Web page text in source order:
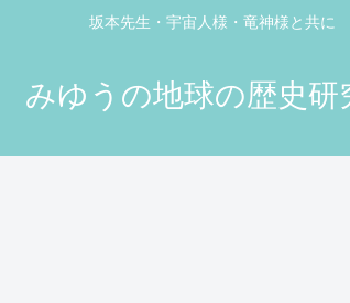
坂本先生・宇宙人様・竜神様と共に
みゆうの地球の歴史研